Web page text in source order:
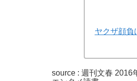
ヤクザ顔
source : 週刊文春 2016